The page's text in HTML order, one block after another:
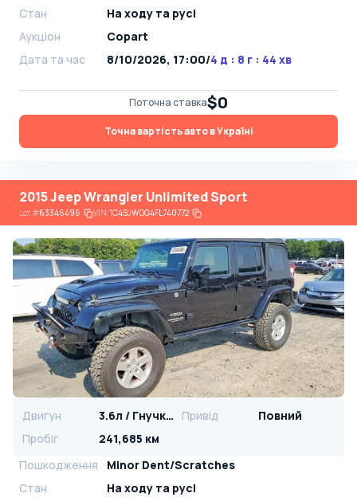
Стан
На ​​ходу та русі
Аукціон
Copart
Дата та час
8/10/2026, 17:00/4 д : 8 г : 44 хв
Поточна ставка$0
Точна вартість авто в Україні
2015 Jeep Wrangler Unlimited Sport
Lot#63346496 VIN:1C4BJWDG4FL740772
Двигун 3.6л / Гнучке паливо Привід
Повний
Пробіг
241,685 км
Пошкодження
Minor Dent/Scratches
Стан
На ​​ходу та русі